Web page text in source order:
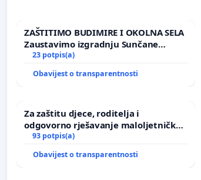
ZAŠTITIMO BUDIMIRE I OKOLNA SELA
Zaustavimo izgradnju Sunčane
elektrane Vedrine na području
23 potpis(a)
Obavijest o transparentnosti
Za zaštitu djece, roditelja i
odgovorno rješavanje maloljetničkog
nasilja
93 potpis(a)
Obavijest o transparentnosti